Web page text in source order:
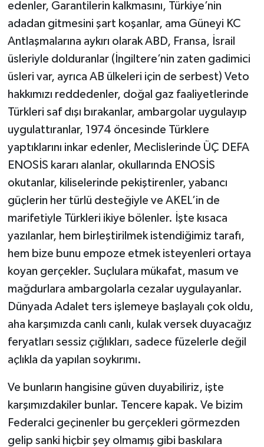
edenler, Garantilerin kalkmasını, Türkiye’nin
adadan gitmesini şart koşanlar, ama Güneyi KC
Antlaşmalarına aykırı olarak ABD, Fransa, İsrail
üsleriyle dolduranlar (İngiltere’nin zaten gadimici
üsleri var, ayrıca AB ülkeleri için de serbest) Veto
hakkımızı reddedenler, doğal gaz faaliyetlerinde
Türkleri saf dışı bırakanlar, ambargolar uygulayıp
uygulattıranlar, 1974 öncesinde Türklere
yaptıklarını inkar edenler, Meclislerinde ÜÇ DEFA
ENOSİS kararı alanlar, okullarında ENOSİS
okutanlar, kiliselerinde pekiştirenler, yabancı
güçlerin her türlü desteğiyle ve AKEL’in de
marifetiyle Türkleri ikiye bölenler. İşte kısaca
yazılanlar, hem birleştirilmek istendiğimiz tarafı,
hem bize bunu empoze etmek isteyenleri ortaya
koyan gerçekler. Suçlulara mükafat, masum ve
mağdurlara ambargolarla cezalar uygulayanlar.
Dünyada Adalet ters işlemeye başlayalı çok oldu,
aha karşımızda canlı canlı, kulak versek duyacağız
feryatları sessiz çığlıkları, sadece füzelerle değil
açlıkla da yapılan soykırımı.
Ve bunların hangisine güven duyabiliriz, işte
karşımızdakiler bunlar. Tencere kapak. Ve bizim
Federalci geçinenler bu gerçekleri görmezden
gelip sanki hiçbir şey olmamış gibi baskılara